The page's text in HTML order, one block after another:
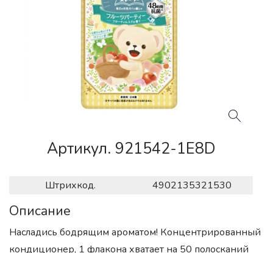
Артикул. 921542-1E8D
Штрихкод. 4902135321530
Описание
Насладись бодрящим ароматом! Концентрированный
кондиционер, 1 флакона хватает на 50 полосканий